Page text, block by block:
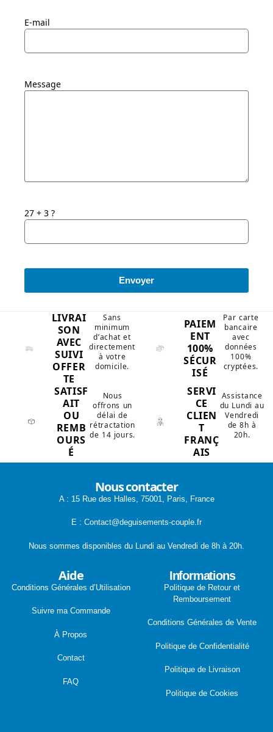
E-mail
Message
27 + 3 ?
Envoyer
LIVRAI
SON
AVEC
SUIVI
OFFER
TE
Sans
minimum
d’achat et
directement
à votre
domicile.
PAIEM
ENT
100%
SÉCUR
ISÉ
Par carte
bancaire
avec
données
100%
cryptées.
SATISF
AIT
OU
REMB
OURS
É
Nous
offrons un
délai de
rétractation
de 14 jours.
SERVI
CE
CLIEN
T
FRANÇ
AIS
Assistance
du Lundi au
Vendredi
de 8h à
20h.
Nous contacter
A : 15 Rue des Halles, 75001, Paris, France
E : Contact@deguisements-couple.fr
Nous sommes disponibles du Lundi au Vendredi de 8h à 20h.
Aide
Conditions Générales d’Utilisation
Suivre ma Commande
À Propos
Contact
FAQ
Informations
Politique de Retour et
Remboursement
Conditions Générales de Vente
Politique de Confidentialité
Politique de Livraison
Politique de Cookies